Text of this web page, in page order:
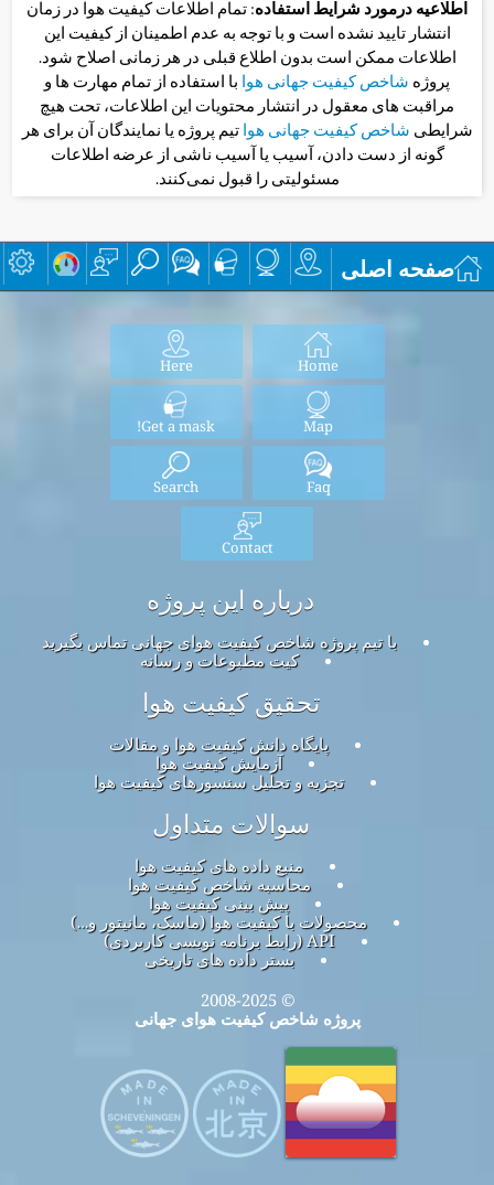
اطلاعیه درمورد شرایط استفاده: تمام اطلاعات کیفیت هوا در زمان
انتشار تایید نشده است و با توجه به عدم اطمینان از کیفیت این
اطلاعات ممکن است بدون اطلاع قبلی در هر زمانی اصلاح شود.
پروژه شاخص کیفیت جهانی هوا با استفاده از تمام مهارت ها و
مراقبت های معقول در انتشار محتویات این اطلاعات، تحت هیچ
شرایطی شاخص کیفیت جهانی هواتیم پروژه یا نمایندگان آن برای هر
گونه از دست دادن، آسیب یا آسیب ناشی از عرضه اطلاعات
مسئولیتی را قبول نمی‌کنند.
صفحه اصلی
Home
Here
Map
Get a mask!
Faq
Search
Contact
درباره این پروژه
با تیم پروژه شاخص کیفیت هوای جهانی تماس بگیرید
کیت مطبوعات و رسانه
تحقیق کیفیت هوا
پایگاه دانش کیفیت هوا و مقالات
آزمایش کیفیت هوا
تجزیه و تحلیل سنسورهای کیفیت هوا
سوالات متداول
منبع داده های کیفیت هوا
محاسبه شاخص کیفیت هوا
پیش بینی کیفیت هوا
محصولات با کیفیت هوا (ماسک، مانیتور و…)
API (رابط برنامه نویسی کاربردی)
بستر داده های تاریخی
© 2008-2025
پروژه شاخص کیفیت هوای جهانی